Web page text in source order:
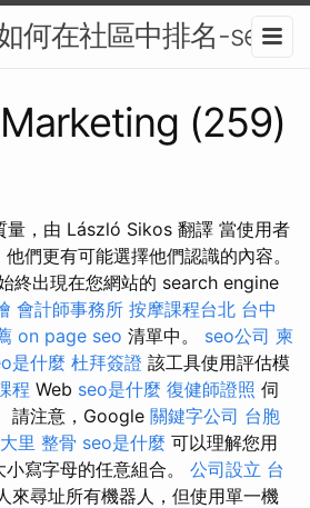
何在社區中排名-seo
(259)
量，由 László Sikos 翻譯 當使用者
們更有可能選擇他們認識的內容。
終出現在您網站的 search engine
會計師事務所 按摩課程台北 台中
on page seo 清單中。 seo公司 柬
是什麼 杜拜簽證 該工具使用評估模
程 Web seo是什麼 復健師證照 伺
請注意，Google 關鍵字公司 台胞
大里 整骨 seo是什麼 可以理解您用
寫字母的任意組合。 公司設立 台
來尋址所有機器人，但使用單一機